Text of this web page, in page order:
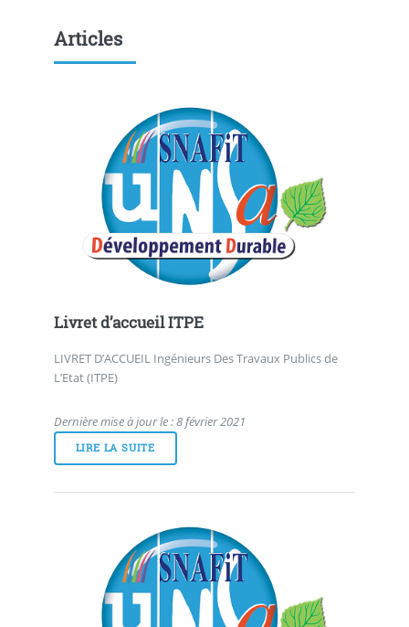
Articles
Livret d’accueil ITPE
LIVRET D’ACCUEIL Ingénieurs Des Travaux Publics de
L’Etat (ITPE)
Dernière mise à jour le : 8 février 2021
LIRE LA SUITE